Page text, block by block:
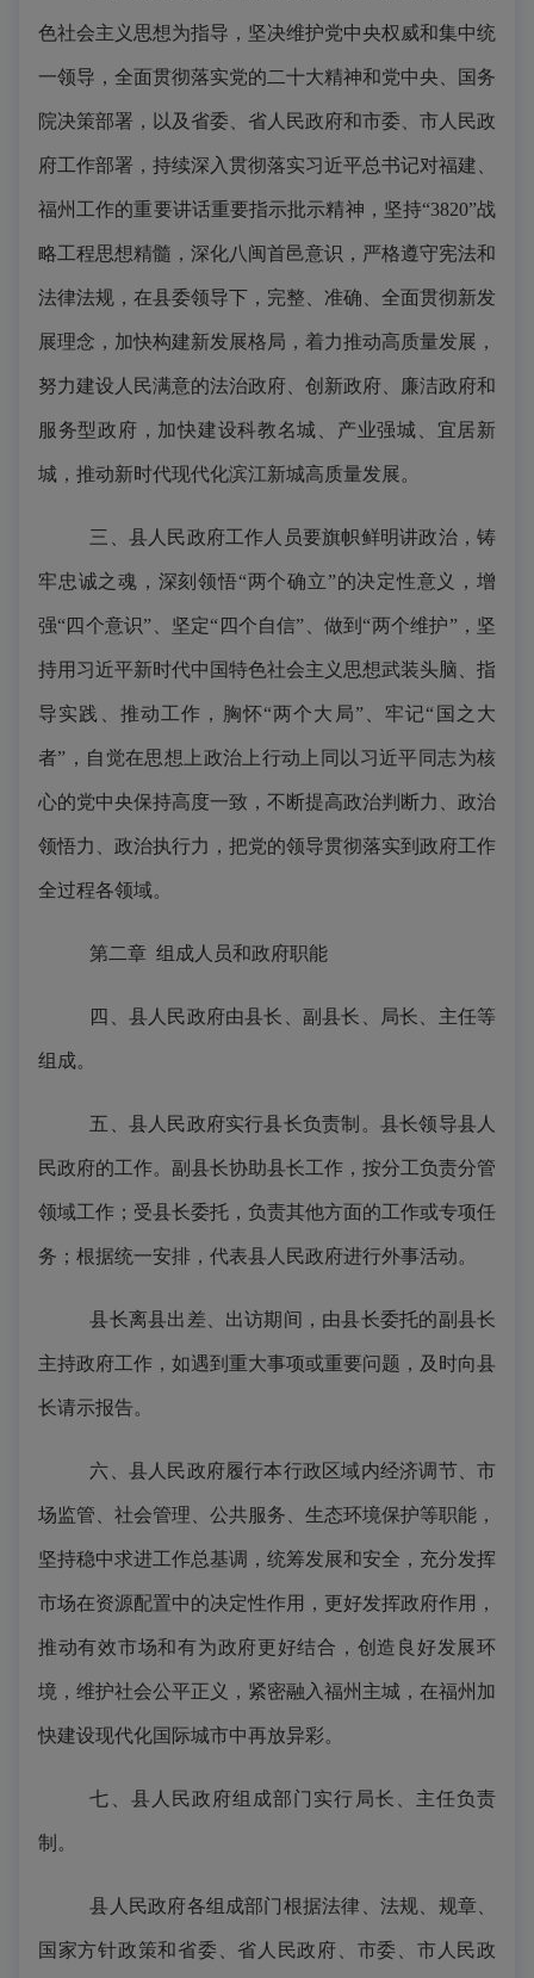
色社会主义思想为指导，坚决维护党中央权威和集中统
一领导，全面贯彻落实党的二十大精神和党中央、国务
院决策部署，以及省委、省人民政府和市委、市人民政
府工作部署，持续深入贯彻落实习近平总书记对福建、
福州工作的重要讲话重要指示批示精神，坚持“3820”战
略工程思想精髓，深化八闽首邑意识，严格遵守宪法和
法律法规，在县委领导下，完整、准确、全面贯彻新发
展理念，加快构建新发展格局，着力推动高质量发展，
努力建设人民满意的法治政府、创新政府、廉洁政府和
服务型政府，加快建设科教名城、产业强城、宜居新
城，推动新时代现代化滨江新城高质量发展。
三、县人民政府工作人员要旗帜鲜明讲政治，铸
牢忠诚之魂，深刻领悟“两个确立”的决定性意义，增
强“四个意识”、坚定“四个自信”、做到“两个维护”，坚
持用习近平新时代中国特色社会主义思想武装头脑、指
导实践、推动工作，胸怀“两个大局”、牢记“国之大
者”，自觉在思想上政治上行动上同以习近平同志为核
心的党中央保持高度一致，不断提高政治判断力、政治
领悟力、政治执行力，把党的领导贯彻落实到政府工作
全过程各领域。
第二章 组成人员和政府职能
四、县人民政府由县长、副县长、局长、主任等
组成。
五、县人民政府实行县长负责制。县长领导县人
民政府的工作。副县长协助县长工作，按分工负责分管
领域工作；受县长委托，负责其他方面的工作或专项任
务；根据统一安排，代表县人民政府进行外事活动。
县长离县出差、出访期间，由县长委托的副县长
主持政府工作，如遇到重大事项或重要问题，及时向县
长请示报告。
六、县人民政府履行本行政区域内经济调节、市
场监管、社会管理、公共服务、生态环境保护等职能，
坚持稳中求进工作总基调，统筹发展和安全，充分发挥
市场在资源配置中的决定性作用，更好发挥政府作用，
推动有效市场和有为政府更好结合，创造良好发展环
境，维护社会公平正义，紧密融入福州主城，在福州加
快建设现代化国际城市中再放异彩。
七、县人民政府组成部门实行局长、主任负责
制。
县人民政府各组成部门根据法律、法规、规章、
国家方针政策和省委、省人民政府、市委、市人民政